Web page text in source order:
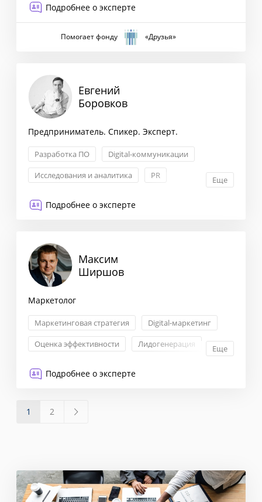
Подробнее о эксперте
Помогает фонду «Друзья»
Евгений
Боровков
Предприниматель. Спикер. Эксперт.
Разработка ПО
Digital-коммуникации
Исследования и аналитика
PR Еще
Подробнее о эксперте
Максим
Ширшов
Маркетолог
Маркетинговая стратегия
Digital-маркетинг
Оценка эффективности
Лидогенерация Еще
Подробнее о эксперте
1 2